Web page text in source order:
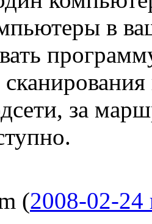
в
за
(2008-02-24